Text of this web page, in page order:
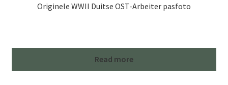
Originele WWII Duitse OST-Arbeiter pasfoto
Read more